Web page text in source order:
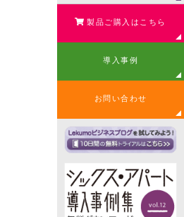
製品ご購入はこちら
導入事例
お問い合わせ